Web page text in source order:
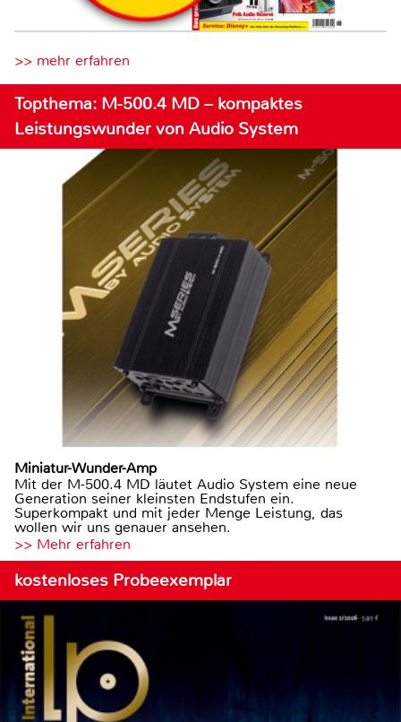
>> mehr erfahren
Topthema: M-500.4 MD – kompaktes
Leistungswunder von Audio System
Miniatur-Wunder-Amp
Mit der M-500.4 MD läutet Audio System eine neue
Generation seiner kleinsten Endstufen ein.
Superkompakt und mit jeder Menge Leistung, das
wollen wir uns genauer ansehen.
>> Mehr erfahren
kostenloses Probeexemplar